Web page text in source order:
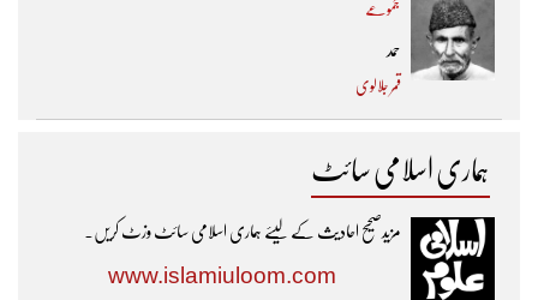
مجموعے
حمد
قمر جلالوی
ہماری اسلامی سائٹ
مزیدصحیح احادیث کے لیئے ہماری اسلامی سائٹ وزٹ کریں۔
www.islamiuloom.com